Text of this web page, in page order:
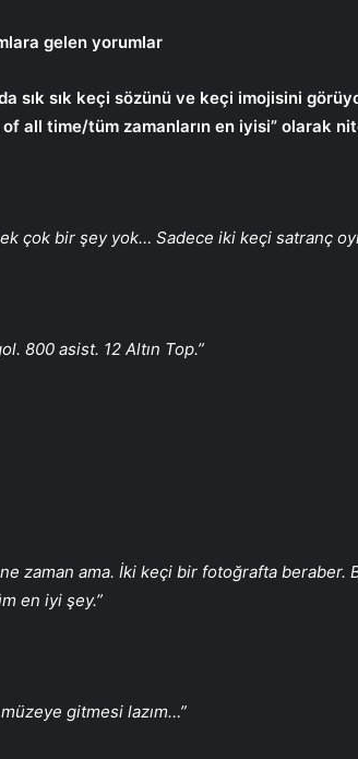
gelen yorumlar
sık sık keçi sözünü ve keçi imojisini
all time/tüm zamanların en iyisi” olarak
çok bir şey yok… Sadece iki keçi satranç
800 asist. 12 Altın Top.”
ne zaman ama. İki keçi bir fotoğrafta
en iyi şey.”
gitmesi lazım…”